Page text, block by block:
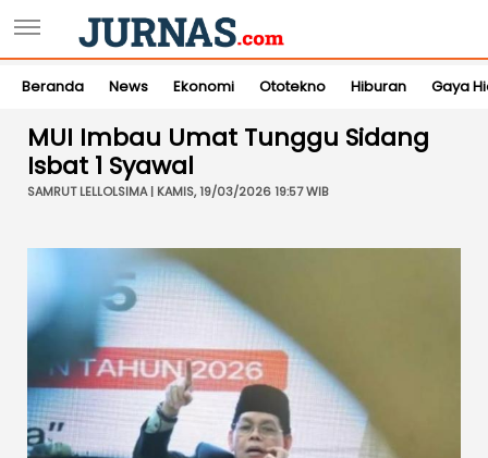
Beranda News Ekonomi Ototekno Hiburan Gaya
MUI Imbau Umat Tunggu Sidang
Isbat 1 Syawal
SAMRUT LELLOLSIMA | KAMIS, 19/03/2026 19:57 WIB